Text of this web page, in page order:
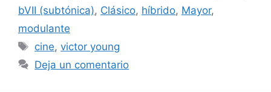
bVII (subtónica), Clásico, híbrido, Mayor,
modulante
Etiquetas
cine,victor young
Deja un comentario